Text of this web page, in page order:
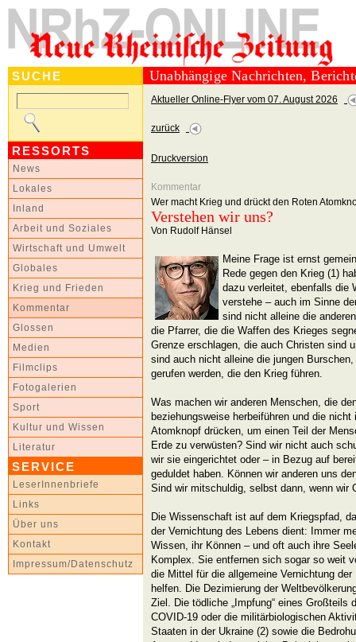
SUCHE
RESSORTS
News
Lokales
Inland
Arbeit und Soziales
Wirtschaft und Umwelt
Globales
Krieg und Frieden
Kommentar
Glossen
Medien
Filmclips
Fotogalerien
Sport
Kultur und Wissen
Literatur
SERVICE
LeserInnenbriefe
Links
Über uns
Kontakt
Impressum/Datenschutz
Unabhängige Nachrichten,
Aktueller Online-Flyer vom 07. August 2026
zurück
Druckversion
Kommentar
Wer macht Krieg und drückt den Roten
Verstehen wir uns?
Von Rudolf Hänsel
Meine Frage ist ernst
Rede gegen den Krieg (1)
dazu verleitet, ebenfalls die
verstehe – auch im Sinne
sind nicht alleine die
die Pfarrer, die die Waffen des Krieges
Grenze erschlagen, die auch Christen sind
sind auch nicht alleine die jungen
gerufen werden, die den Krieg führen.
Was machen wir anderen Menschen, die
beziehungsweise herbeiführen und die nicht
Atomknopf drücken, um einen Teil der
Erde zu verwüsten? Sind wir nicht auch
wir sie eingerichtet oder – in Bezug auf
geduldet haben. Können wir anderen uns
Sind wir mitschuldig, selbst dann, wenn wir
Die Wissenschaft ist auf dem Kriegspfad,
der Vernichtung des Lebens dient: Immer
Wissen, ihr Können – und oft auch ihre
Komplex. Sie entfernen sich sogar so weit
die Mittel für die allgemeine Vernichtung
helfen. Die Dezimierung der
Ziel. Die tödliche „Impfung“ eines Großteils
COVID-19 oder die militärbiologischen
Staaten in der Ukraine (2) sowie die